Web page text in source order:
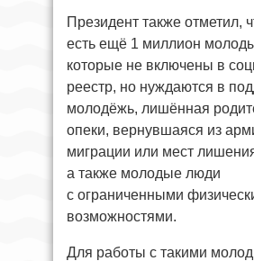
Президент также отметил,
есть ещё 1 миллион
которые не включены в
реестр, но нуждаются в
молодёжь, лишённая
опеки, вернувшаяся из
миграции или мест
а также молодые люди
с ограниченными
возможностями.
Для работы с такими